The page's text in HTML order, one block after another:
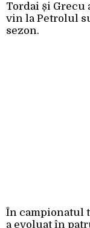
Tordai și Grecu
vin la Petrolul
sezon.
În campionatul
a evoluat în